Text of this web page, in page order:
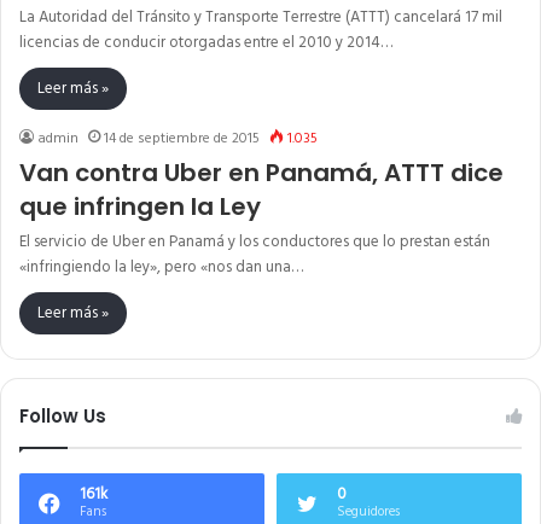
La Autoridad del Tránsito y Transporte Terrestre (ATTT) cancelará 17 mil
licencias de conducir otorgadas entre el 2010 y 2014…
Leer más »
admin 14 de septiembre de 2015 1.035
Van contra Uber en Panamá, ATTT dice
que infringen la Ley
El servicio de Uber en Panamá y los conductores que lo prestan están
«infringiendo la ley», pero «nos dan una…
Leer más »
Follow Us
161k
Fans
0
Seguidores